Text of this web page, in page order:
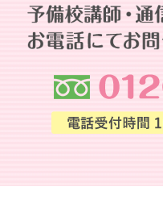
・お客さまが希望されるサービ
業者に対して開示する場合
個人情報の安全対策
当校は、個人情報の正確性及び